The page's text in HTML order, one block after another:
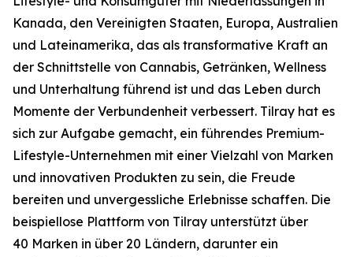
Kanada, den Vereinigten Staaten, Europa, Australien
und Lateinamerika, das als transformative Kraft an
der Schnittstelle von Cannabis, Getränken, Wellness
und Unterhaltung führend ist und das Leben durch
Momente der Verbundenheit verbessert. Tilray hat es
sich zur Aufgabe gemacht, ein führendes Premium-
Lifestyle-Unternehmen mit einer Vielzahl von Marken
und innovativen Produkten zu sein, die Freude
bereiten und unvergessliche Erlebnisse schaffen. Die
beispiellose Plattform von Tilray unterstützt über
40 Marken in über 20 Ländern, darunter ein